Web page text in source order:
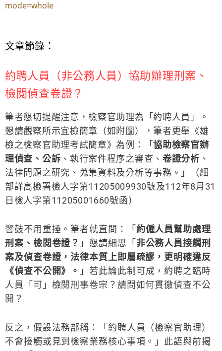
mode=whole
文章節錄：
約聘人員（非公務人員）協助辦理刑案、
檢閱偵查卷證？
筆者懇切提醒注意，檢察官助理為「約聘人員」。
懇請觀察所示宜檢簡章（如附圖），筆者更舉《雄
檢之檢察官助理考試簡章》為例：「協助檢察官辦
理偵查、公訴 、執行案件程序之審查、 卷證分析 、
法律問題之研究、蒐集資料及分析等事務。」（細
部詳高檢署檢人字第11205009930號及112年8月31
日檢人字第11205001660號函）
響鼓不用重捶。筆者就直問：「 約僱人員幫助處理
刑案、檢閱卷證？ 」懇請細思「 非公務人員接觸刑
案及偵查卷證，法律本質上即屬疏謬，更明確違反
《偵查不公開》。 」若此論此制可成，約聘之臨時
人員「可」檢閱刑事卷宗？請問如何貫徹偵查不公
開？
反之，假設法務部稱：「約聘人員（檢察官助理）
不會接觸或見到檢察業務核心事項。」此語與前揭